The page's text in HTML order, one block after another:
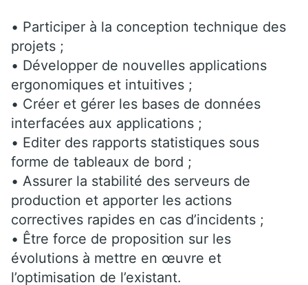
• Participer à la conception technique des
projets ;
• Développer de nouvelles applications
ergonomiques et intuitives ;
• Créer et gérer les bases de données
interfacées aux applications ;
• Editer des rapports statistiques sous
forme de tableaux de bord ;
• Assurer la stabilité des serveurs de
production et apporter les actions
correctives rapides en cas d’incidents ;
• Être force de proposition sur les
évolutions à mettre en œuvre et
l’optimisation de l’existant.